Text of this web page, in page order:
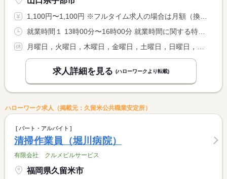
1,100円〜1,100円 ※フルタイム求人の場合は月額（換算額）、パート求人の場合は時間額を表示しています。
求人詳細を見る (ハローワークより転載)
ハローワーク求人（掲載元：久留米公共職業安定所）
パート・アルバイト
清掃作業員（堀川病院）
有限会社 クルメビルサービス
福岡県久留米市